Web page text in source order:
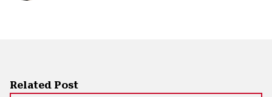
Related Post